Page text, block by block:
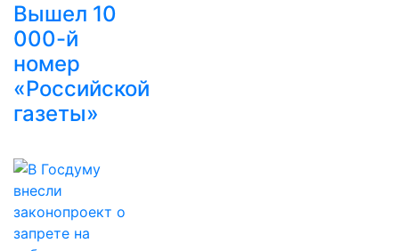
Вышел 10
000-й
номер
«Российской
газеты»